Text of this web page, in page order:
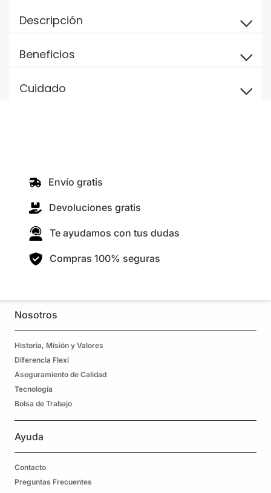
Descripción
Beneficios
Cuidado
Envío gratis
Devoluciones gratis
Te ayudamos con tus dudas
Compras 100% seguras
Nosotros
Historia, Misión y Valores
Diferencia Flexi
Aseguramiento de Calidad
Tecnología
Bolsa de Trabajo
Ayuda
Contacto
Preguntas Frecuentes